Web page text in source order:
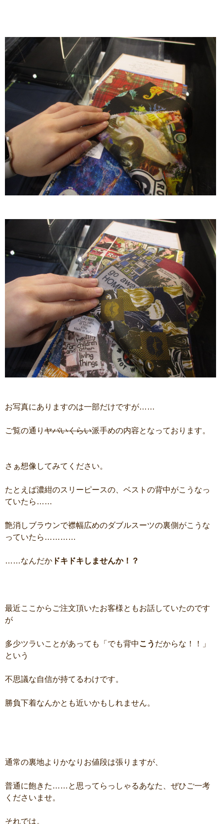
お写真にありますのは一部だけですが……
ご覧の通り ヤバいくらい派手めの内容となっております。
さぁ想像してみてください。
たとえば濃紺のスリーピースの、ベストの背中がこうなっ
ていたら……
艶消しブラウンで襟幅広めのダブルスーツの裏側がこうな
っていたら…………
……なんだか ドキドキしませんか！？
最近ここからご注文頂いたお客様ともお話していたのです
が
多少ツラいことがあっても「でも背中こう だからな！！」
という
不思議な自信が持てるわけです。
勝負下着なんかとも近いかもしれません。
通常の裏地よりかなりお値段は張りますが、
普通に飽きた……と思ってらっしゃるあなた、ぜひご一考
くださいませ。
それでは。